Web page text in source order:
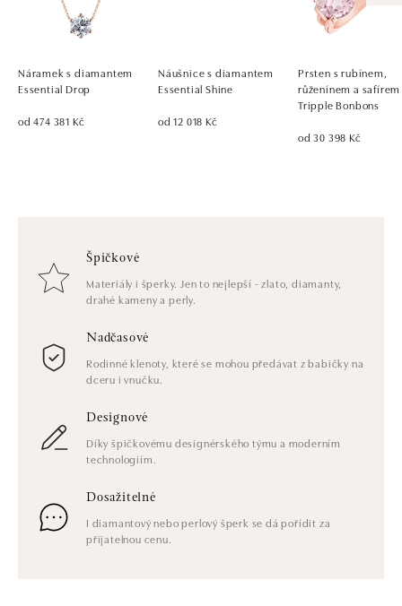
Náramek s diamantem
Essential Drop
od 474 381 Kč
Náušnice s diamantem
Essential Shine
od 12 018 Kč
Prsten s rubínem,
růženínem a safírem
Tripple Bonbons
od 30 398 Kč
Špičkové
Materiály i šperky. Jen to nejlepší - zlato, diamanty,
drahé kameny a perly.
Nadčasové
Rodinné klenoty, které se mohou předávat z babičky na
dceru i vnučku.
Designové
Díky špičkovému designérského týmu a moderním
technologiím.
Dosažitelné
I diamantový nebo perlový šperk se dá pořídit za
přijatelnou cenu.